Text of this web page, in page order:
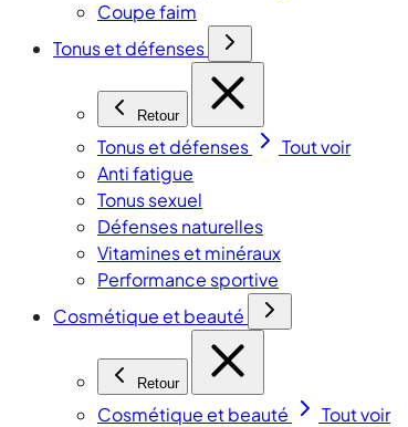
Coupe faim
Tonus et défenses
Retour
Tonus et défenses
Tout voir
Anti fatigue
Tonus sexuel
Défenses naturelles
Vitamines et minéraux
Performance sportive
Cosmétique et beauté
Retour
Cosmétique et beauté
Tout voir